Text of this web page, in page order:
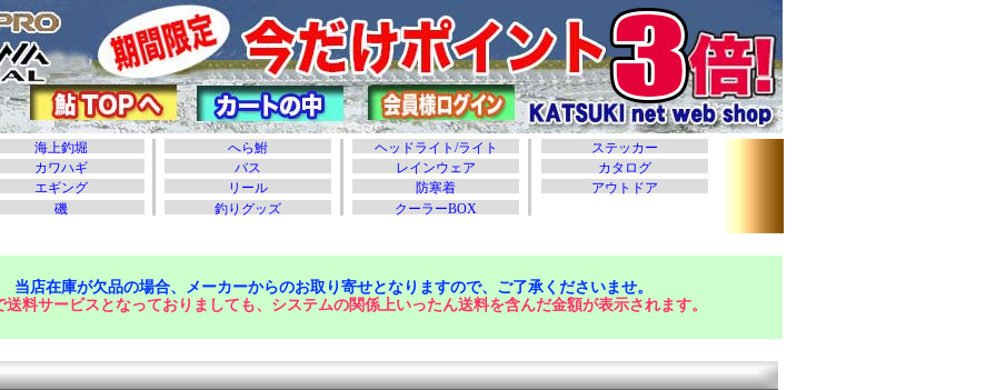
当店在庫が欠品の場合、メーカーからのお取り寄せとなりますので、ご了承くださいませ。
送料サービスとなっておりましても、システムの関係上いったん送料を含んだ金額が表示されます。